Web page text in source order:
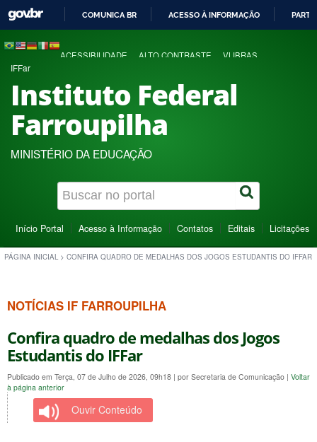
COMUNICA BR ACESSO À INFORMAÇÃO
ACESSIBILIDADE ALTO CONTRASTE VLIBRAS
IFFar
Instituto Federal
Farroupilha
MINISTÉRIO DA EDUCAÇÃO
Início Portal Acesso à Informação Contatos Editais Licitações
PÁGINA INICIAL > CONFIRA QUADRO DE MEDALHAS DOS JOGOS ESTUDANTIS DO IFFAR
NOTÍCIAS IF FARROUPILHA
Confira quadro de medalhas dos Jogos
Estudantis do IFFar
Publicado em Terça, 07 de Julho de 2026, 09h18 | por Secretaria de Comunicação | Voltar
à página anterior
Ouvir Conteúdo